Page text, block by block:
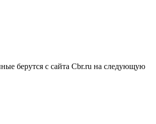
берутся с сайта Cbr.ru на следующую